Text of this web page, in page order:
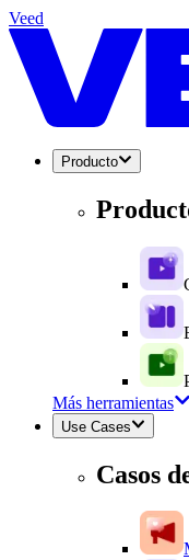
Veed
Producto
Más herramientas
Use Cases
Casos